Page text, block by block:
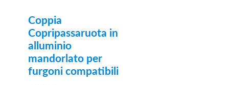
Coppia
Copripassaruota in
alluminio
mandorlato per
furgoni compatibili